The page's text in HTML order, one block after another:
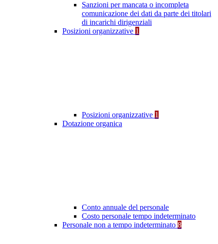
Sanzioni per mancata o incompleta
comunicazione dei dati da parte dei titolari
di incarichi dirigenziali
Posizioni organizzative 1
Posizioni organizzative 1
Dotazione organica
Conto annuale del personale
Costo personale tempo indeterminato
Personale non a tempo indeterminato 8